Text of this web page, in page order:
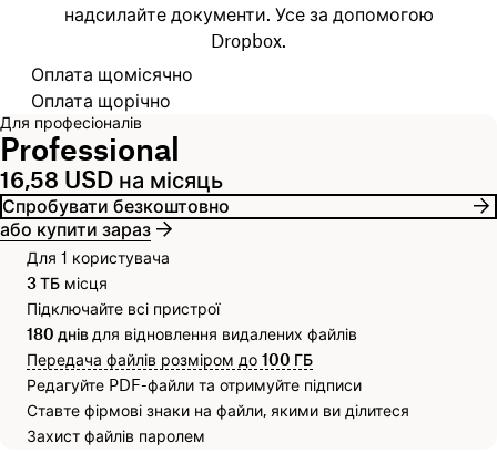
надсилайте документи. Усе за допомогою
Dropbox.
Оберіть цикл виставлення рахунків
Оплата щомісячно
Оплата щорічно
Для професіоналів
Professional
16,58 USD на місяць
Спробувати безкоштовно
або купити зараз
Для 1 користувача
3 ТБ місця
Підключайте всі пристрої
180 днів для відновлення видалених файлів
Передача файлів розміром до 100 ГБ
Редагуйте PDF-файли та отримуйте підписи
Ставте фірмові знаки на файли, якими ви ділитеся
Захист файлів паролем